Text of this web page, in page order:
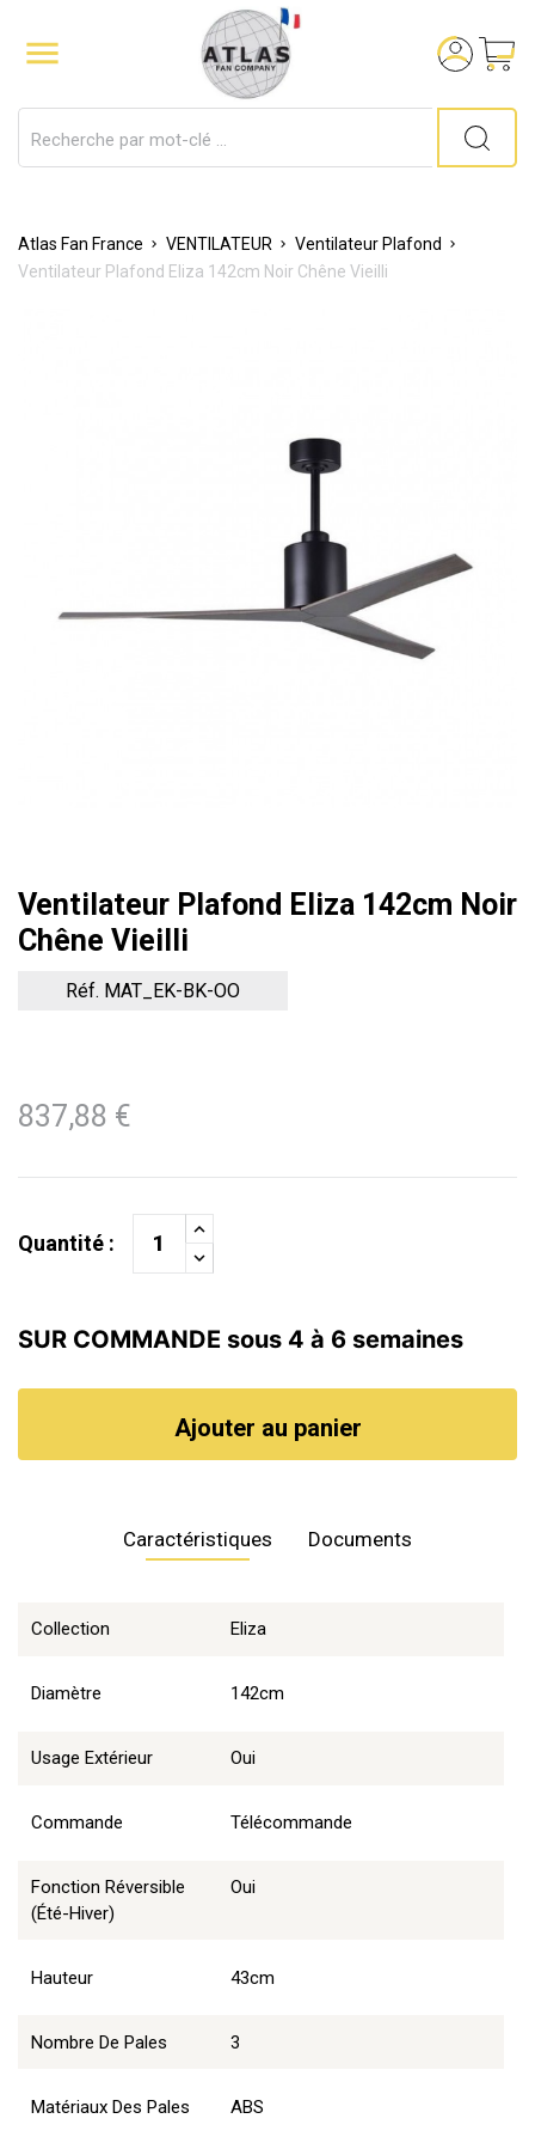

Atlas Fan France VENTILATEUR
Ventilateur Plafond
Ventilateur Plafond Eliza 142cm Noir Chêne Vieilli
Ventilateur Plafond Eliza 142cm Noir
Chêne Vieilli
Réf. MAT_EK-BK-OO
837,88 €
Quantité :
SUR COMMANDE sous 4 à 6 semaines
Ajouter au panier
Caractéristiques
Collection Eliza
Diamètre 142cm
Usage Extérieur Oui
Commande Télécommande
Fonction Réversible
(été-Hiver)
Oui
Hauteur 43cm
Nombre De Pales 3
Matériaux Des Pales ABS
Documents